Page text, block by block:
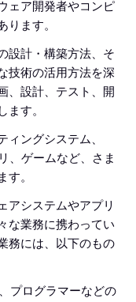
ェア開発者やコンピ
ます。
設計・構築方法、そ
技術の活用方法を深
、設計、テスト、開
す。
ングシステム、
、ゲームなど、さま
。
アシステムやアプリ
な業務に携わってい
務には、以下のもの
プログラマーなどの